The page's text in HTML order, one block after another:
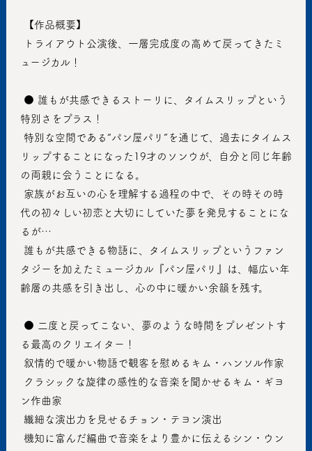
【作品概要】
ュージカル！
特別さをプラス！
リップすることになった19才のソンウが、自分と同じ年齢
の両親に会うことになる。
代の初々しい初恋と大切にしていた夢を発見することにな
るが…
タジーを加えたミュージカル『パン屋パリ』は、幅広い年
齢層の共感を引き出し、心の中に暖かい余韻を残す。
る最高のクリエイター！
叙情的で暖かい物語で観客を慰めるキム・ハンソル作家
ン作曲家
繊細な演出力を見せるチョン・テヨン演出